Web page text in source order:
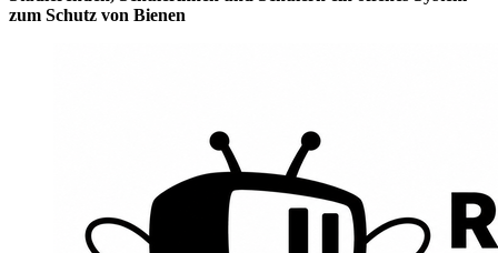
zum Schutz von Bienen